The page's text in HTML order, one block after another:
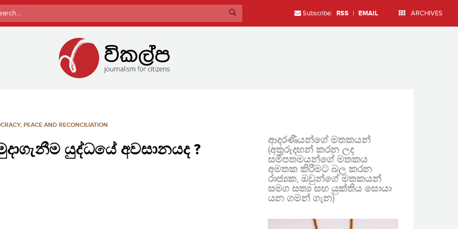
Subscribe: RSS | EMAIL ARCHIVES
, PEACE AND RECONCILIATION
යුද්ධයේ අවසානයද ?
ආදරණීයන්ගේ මතකයන්
(අතුරුදහන් කරන ලද
සමීපතමයන්ගේ මතකය
අමතක කිරීමට බල කරන
රාජ්‍යක, ඔවුන්ගේ මතකයන්
සමග සත්‍ය සහ යුක්තිය සොයා
යන ගමන් ගැන)